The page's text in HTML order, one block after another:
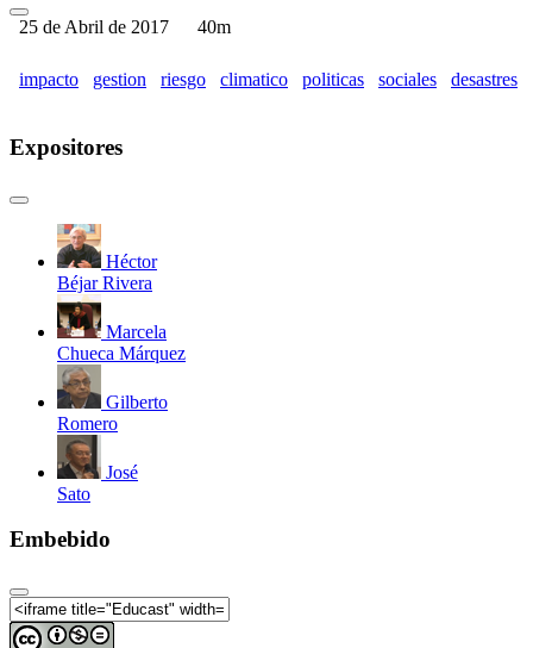
25 de Abril de 2017 40m
impacto gestion riesgo climatico politicas sociales desastres
Expositores
Héctor
Béjar Rivera
Marcela
Chueca Márquez
Gilberto
Romero
José
Sato
Embebido